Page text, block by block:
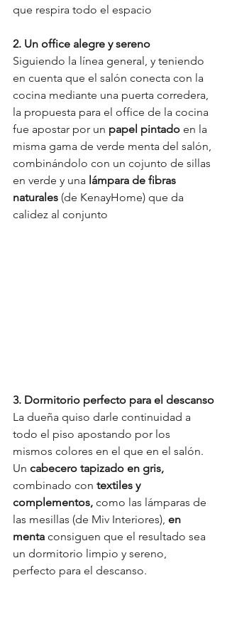
que respira todo el espacio
2. Un office alegre y sereno
Siguiendo la línea general, y teniendo
en cuenta que el salón conecta con la
cocina mediante una puerta corredera,
la propuesta para el office de la cocina
fue apostar por un papel pintado en la
misma gama de verde menta del salón,
combinándolo con un cojunto de sillas
en verde y una lámpara de fibras
naturales (de KenayHome) que da
calidez al conjunto
3. Dormitorio perfecto para el descanso
La dueña quiso darle continuidad a
todo el piso apostando por los
mismos colores en el que en el salón.
Un cabecero tapizado en gris,
combinado con textiles y
complementos, como las lámparas de
las mesillas (de Miv Interiores), en
menta consiguen que el resultado sea
un dormitorio limpio y sereno,
perfecto para el descanso.